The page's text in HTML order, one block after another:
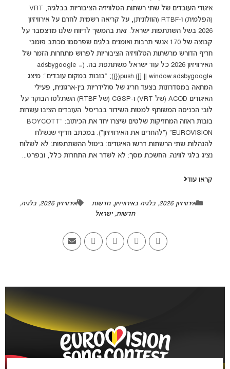
איגודי העובדים של שתי רשתות הטלוויזיה הציבוריות בבלגיה, VRT
(הפלמית) ו-RTBF (הוולונית), על קריאה רשמית לחרם על אירוויזיון
2026 בשל השתתפות ישראל. זאת בהמשך לדיווח שלנו מדצמבר על
קבוצה של 170 אנשי תרבות ואומנים בלגים שפרסמו מכתב פומבי
חריף הדורש מרשתות הטלוויזיה הציבוריות לפרוש מתחרות הזמר של
האירוויזיון 2026 כל עוד ישראל משתתפת בה. (adsbygoogle =
window.adsbygoogle || []).push({}); "בובות במקום עובדים": מיצג
המחאה במסדרונות בצעד חריג של סולידריות בין-ארגונית, פעילי
האיגודים ACOD (של VRT) ו-CGSP (של RTBF) השתלטו הבוקר על
לובי הכניסה המשותף למטות השידור בבריסל. העובדים הציבו עשרות
בובות ראווה המחזיקות שלטים שיצרו יחד את הכיתוב: "BOYCOTT
EUROVISION" ("להחרים את האירוויזיון"). במכתב חריף שנשלח
להנהלות שתי הרשתות דרשו האיגודים: ביטול ההשתתפות: לא לשלוח
נציג בלגי לווינה. החשכת מסך: לא לשדר את התחרות כלל, ובפרט...
קראו עוד
אירוויזיון 2026 ,בלגיה באירוויזיון,חדשות אירוויזיון 2026 ,בלגיה,
חדשות,ישראל